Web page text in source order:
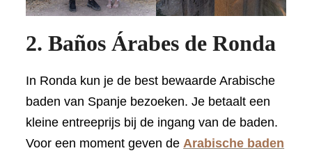
2. Baños Árabes de Ronda
In Ronda kun je de best bewaarde Arabische
baden van Spanje bezoeken. Je betaalt een
kleine entreeprijs bij de ingang van de baden.
Voor een moment geven de Arabische baden